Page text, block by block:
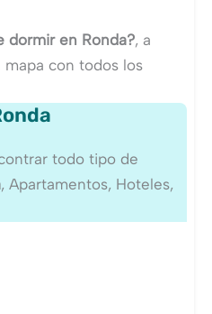
dormir en Ronda?, a
con todos los
todo tipo de
, Apartamentos, Hoteles,